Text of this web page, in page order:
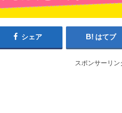
シェア はてブ
スポンサーリン